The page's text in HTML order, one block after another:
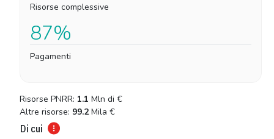
Risorse complessive
87%
Pagamenti
Risorse PNRR: 1.1 Mln di €
Altre risorse: 99.2 Mila €
Di cui